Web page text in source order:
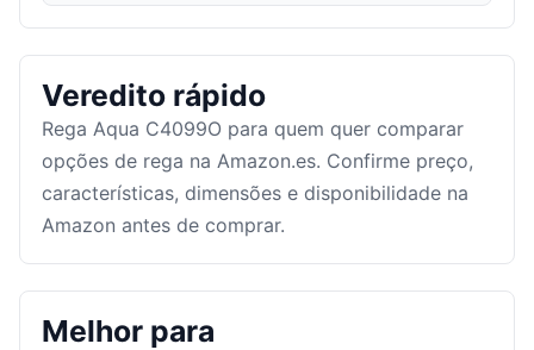
Veredito rápido
Rega Aqua C4099O para quem quer comparar
opções de rega na Amazon.es. Confirme preço,
características, dimensões e disponibilidade na
Amazon antes de comprar.
Melhor para